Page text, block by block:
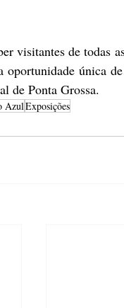
visitantes de todas
única
de Ponta Grossa.
AzulExposições